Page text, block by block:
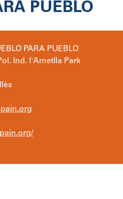
PUEBLO
PARA PUEBLO
Ind. l'Ametlla Park